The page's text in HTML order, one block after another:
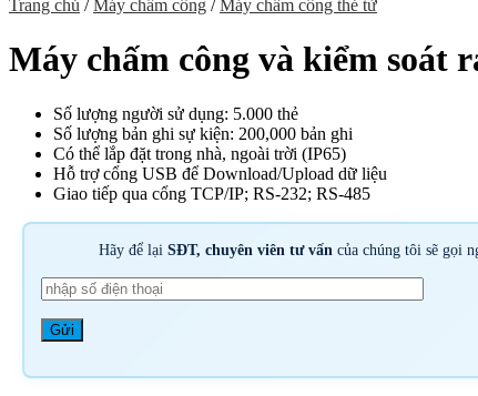
Trang chủ / Máy chấm công / Máy chấm công thẻ từ
Máy chấm công và kiểm soát
Số lượng người sử dụng: 5.000 thẻ
Số lượng bản ghi sự kiện: 200,000 bản ghi
Có thể lắp đặt trong nhà, ngoài trời (IP65)
Hỗ trợ cổng USB để Download/Upload dữ liệu
Giao tiếp qua cổng TCP/IP; RS-232; RS-485
Hãy để lạiSĐT, chuyên viên tư vấncủa chúng tôi sẽ gọi